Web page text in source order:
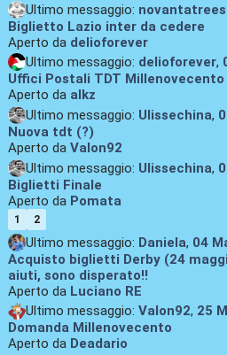
Ultimo messaggio:
Biglietto Lazio inter da cedere
Aperto da delioforever
Ultimo messaggio: delioforever,
Uffici Postali TDT Millenovecento
Aperto da alkz
Ultimo messaggio: Ulissechina,
Nuova tdt (?)
Aperto da Valon92
Ultimo messaggio: Ulissechina,
Biglietti Finale
Aperto da Pomata
1 2
Ultimo messaggio: Daniela, 04
Acquisto biglietti Derby (24
aiuti, sono disperato!!
Aperto da Luciano RE
Ultimo messaggio: Valon92, 25
Domanda Millenovecento
Aperto da Deadario